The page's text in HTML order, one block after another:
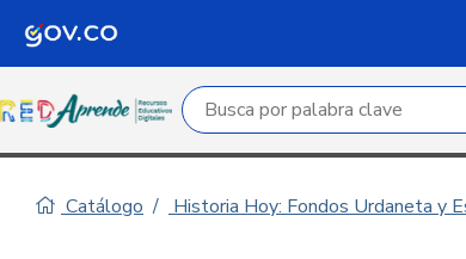
Campo de búsqueda por palabra
Catálogo Historia Hoy: Fondos Urdaneta y